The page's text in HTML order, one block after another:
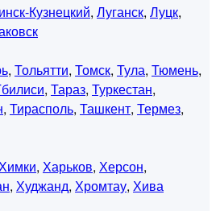
Кузнецкий, Луганск, Луцк,
, Тольятти, Томск, Тула, Тюмень,
, Тараз, Туркестан,
, Тирасполь, Ташкент, Термез,
, Харьков, Херсон,
, Худжанд, Хромтау, Хива